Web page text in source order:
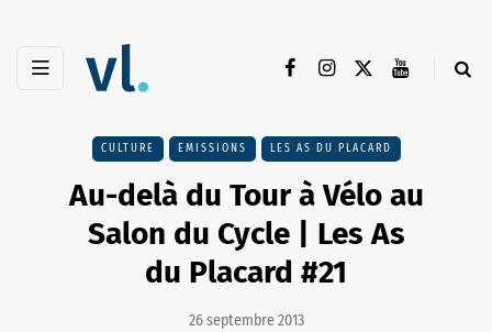
CULTURE EMISSIONS LES AS DU PLACARD
Au-delà du Tour à Vélo au
Salon du Cycle | Les As
du Placard #21
26 septembre 2013